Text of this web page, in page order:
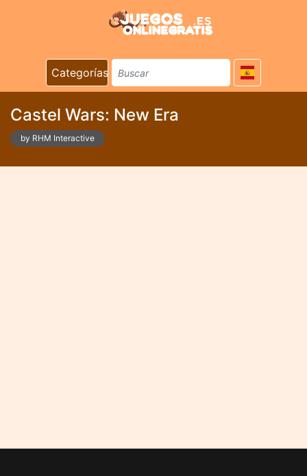
Categorías
Castel Wars: New Era
by RHM Interactive